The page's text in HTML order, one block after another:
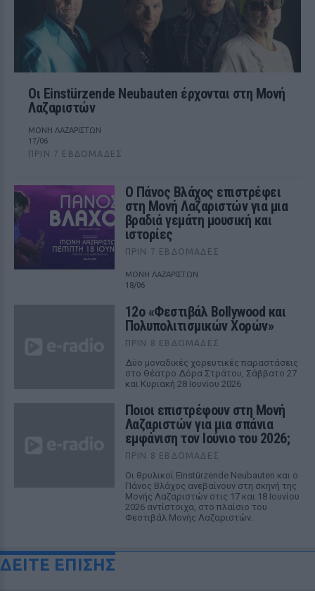
Οι Einstürzende Neubauten έρχονται στη Μονή
Λαζαριστών
ΜΟΝΗ ΛΑΖΑΡΙΣΤΩΝ
17/06
ΠΡΙΝ 7 ΕΒΔΟΜΆΔΕΣ
Ο Πάνος Βλάχος επιστρέφει
στη Μονή Λαζαριστών για μια
βραδιά γεμάτη μουσική και
ιστορίες
ΠΡΙΝ 7 ΕΒΔΟΜΆΔΕΣ
ΜΟΝΗ ΛΑΖΑΡΙΣΤΩΝ
18/06
12ο «Φεστιβάλ Bollywood και
Πολυπολιτισμικών Χορών»
ΠΡΙΝ 8 ΕΒΔΟΜΆΔΕΣ
Δύο μοναδικές χορευτικές παραστάσεις
στο Θέατρο Δόρα Στράτου, Σάββατο 27
και Κυριακή 28 Ιουνίου 2026
Ποιοι επιστρέφουν στη Μονή
Λαζαριστών για μια σπάνια
εμφάνιση τον Ιούνιο του 2026;
ΠΡΙΝ 8 ΕΒΔΟΜΆΔΕΣ
Οι θρυλικοί Einstürzende Neubauten και ο
Πάνος Βλάχος ανεβαίνουν στη σκηνή της
Μονής Λαζαριστών στις 17 και 18 Ιουνίου
2026 αντίστοιχα, στο πλαίσιο του
Φεστιβάλ Μονής Λαζαριστών.
ΔΕΙΤΕ ΕΠΙΣΗΣ